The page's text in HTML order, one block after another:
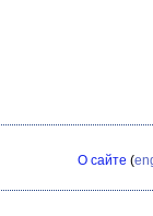
О сайте (